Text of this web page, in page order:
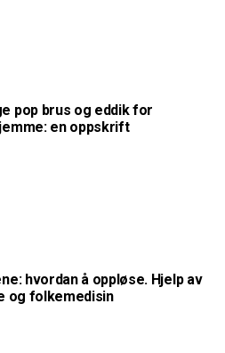
pop brus og eddik for
en oppskrift
hvordan å oppløse. Hjelp av
og folkemedisin